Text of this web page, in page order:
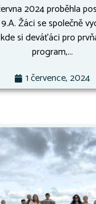
2024 proběhla
Žáci se společně
si deváťáci pro
program,...
1 července, 2024